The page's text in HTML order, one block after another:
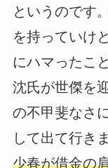
というのです
を持っていけ
にハマったこ
沈氏が世傑を
の不甲斐なさ
して出て行き
少春が借金の